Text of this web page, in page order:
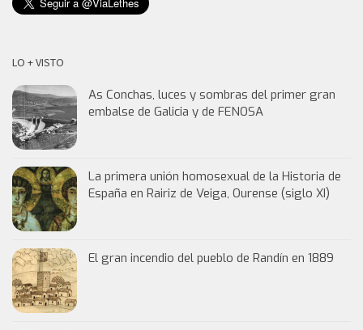
LO + VISTO
As Conchas, luces y sombras del primer gran
embalse de Galicia y de FENOSA
La primera unión homosexual de la Historia de
España en Rairiz de Veiga, Ourense (siglo XI)
El gran incendio del pueblo de Randín en 1889